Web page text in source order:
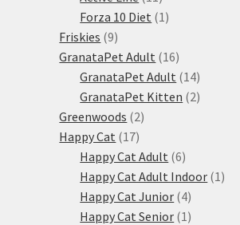
produktů
Forza 10 Diet 1 1
Friskies 99
produktů
GranataPet Adult 1616
produktů
GranataPet Adult 1414
produktů
GranataPet Kitten 22
Greenwoods 22
Happy Cat 1717
produktů
Happy Cat Adult 66
produktů
Happy Cat Adult Indoor 1 1
Happy Cat Junior 44
produkty
Happy Cat Senior 1 1